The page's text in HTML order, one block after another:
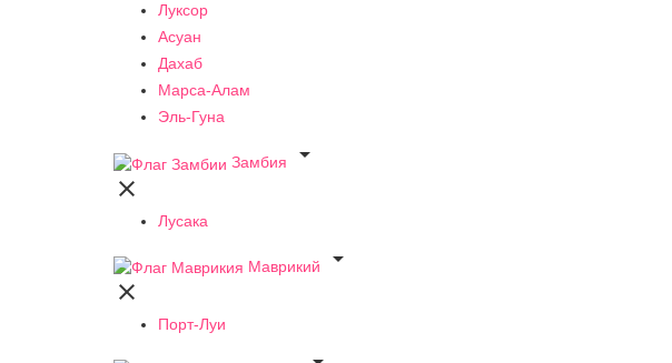
Луксор
Асуан
Дахаб
Марса-Алам
Эль-Гуна
Замбия


Лусака
Маврикий


Порт-Луи